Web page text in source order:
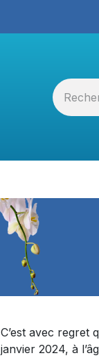
C’est avec regret
janvier 2024, à